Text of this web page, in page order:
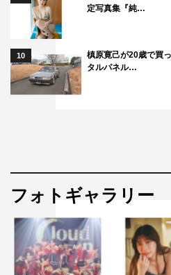
定写真集『純…
10
槙原寛己が20歳で買
タルパネル…
フォトギャラリー